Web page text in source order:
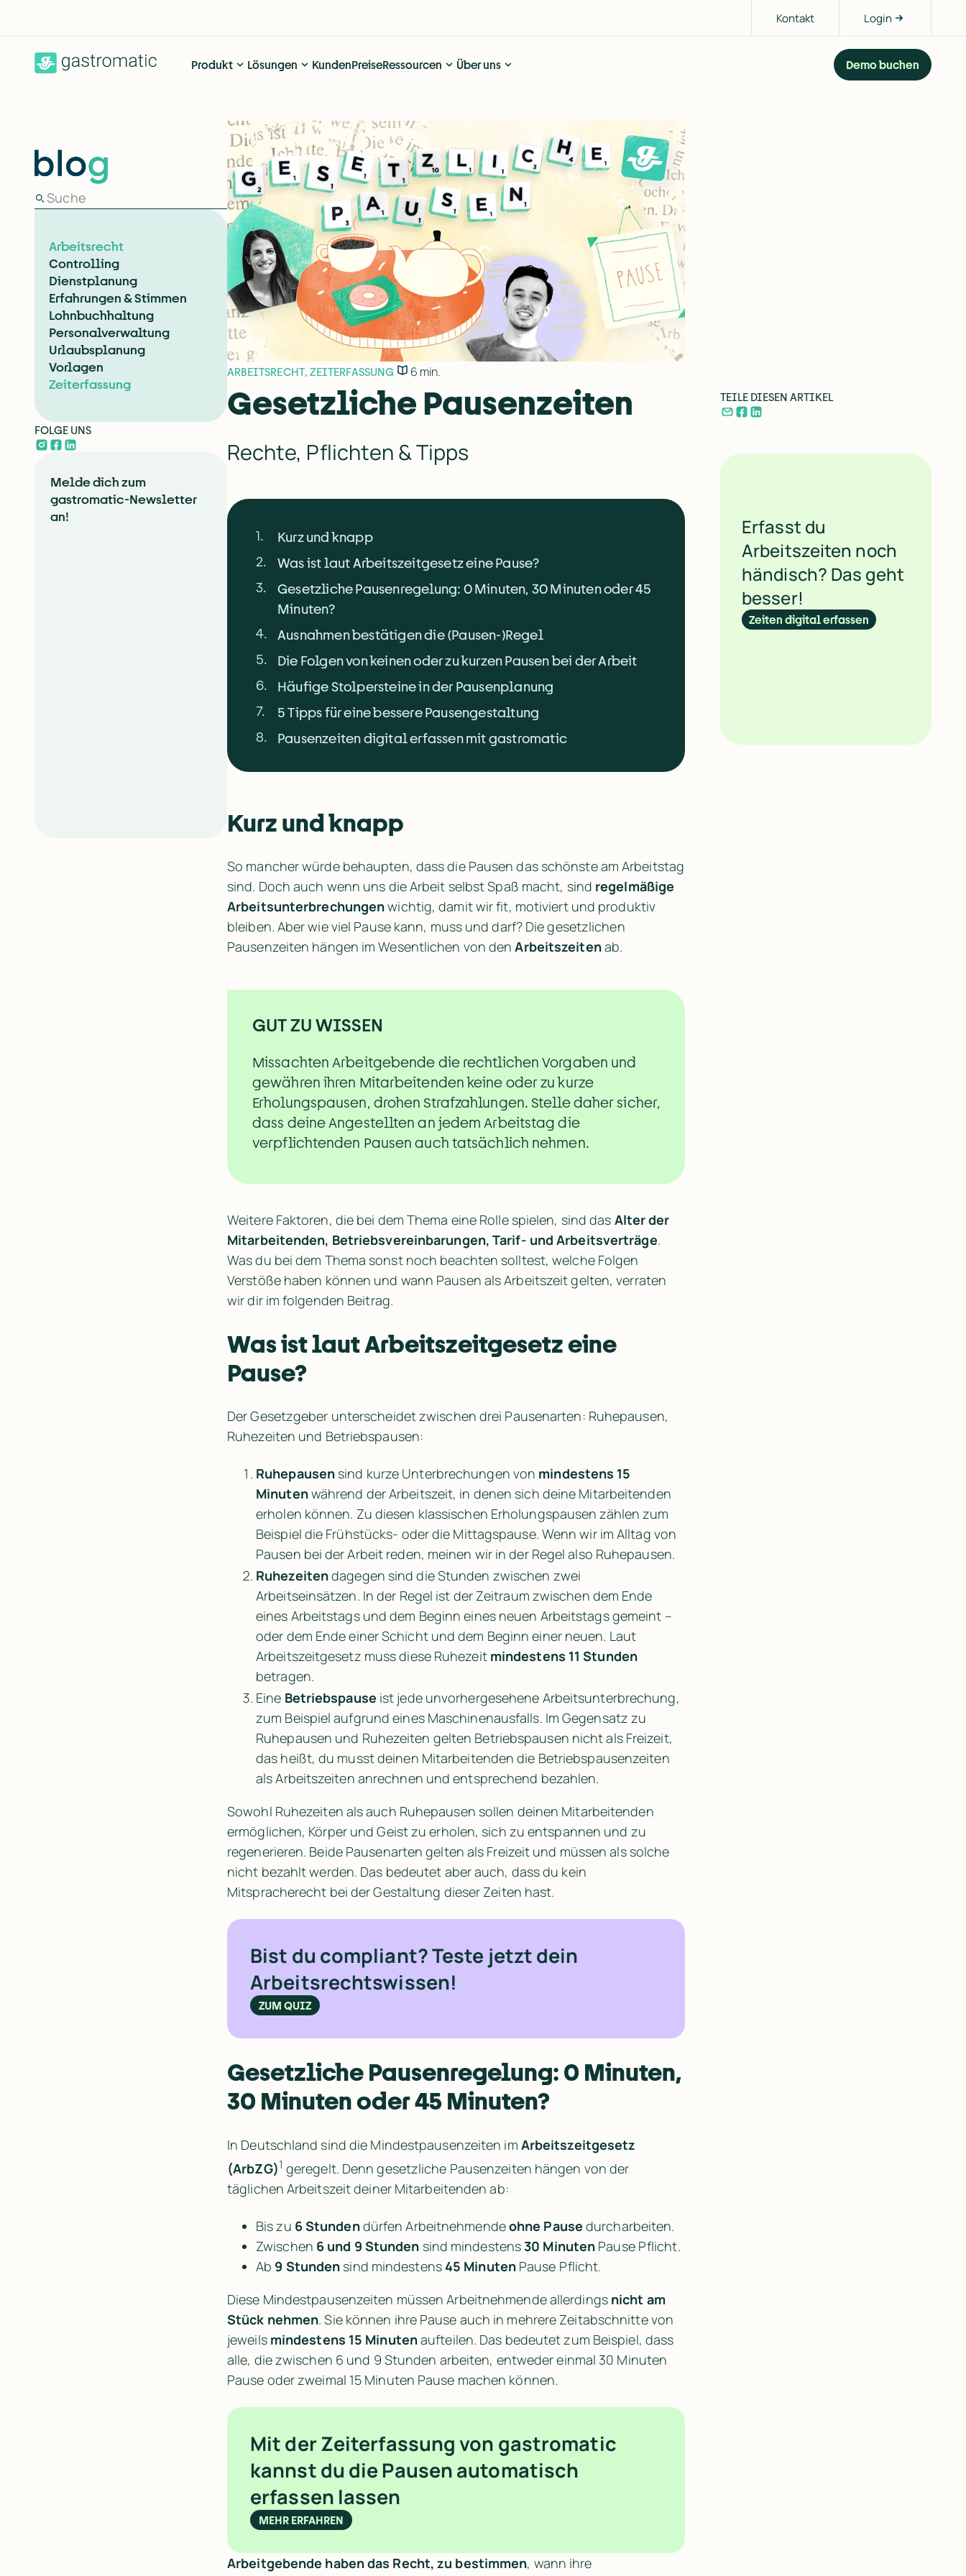
Kontakt Login
Produkt Lösungen KundenPreiseRessourcen Über uns Demo buchen
Arbeitsrecht
Controlling
Dienstplanung
Erfahrungen & Stimmen
Lohnbuchhaltung
Personalverwaltung
Urlaubsplanung
Vorlagen
Zeiterfassung
FOLGE UNS
Melde dich zum
gastromatic-Newsletter
an!
ARBEITSRECHT,ZEITERFASSUNG 6 min.
Gesetzliche Pausenzeiten
Rechte, Pflichten & Tipps
1.
Kurz und knapp
2.
Was ist laut Arbeitszeitgesetz eine Pause?
3.
Gesetzliche Pausenregelung: 0 Minuten, 30 Minuten oder 45
Minuten?
4.
Ausnahmen bestätigen die (Pausen-)Regel
5.
Die Folgen von keinen oder zu kurzen Pausen bei der Arbeit
6.
Häufige Stolpersteine in der Pausenplanung
7.
5 Tipps für eine bessere Pausengestaltung
8. Pausenzeiten digital erfassen mit gastromatic
Kurz und knapp
So mancher würde behaupten, dass die Pausen das schönste am Arbeitstag
sind. Doch auch wenn uns die Arbeit selbst Spaß macht, sind regelmäßige
Arbeitsunterbrechungen wichtig, damit wir fit, motiviert und produktiv
bleiben. Aber wie viel Pause kann, muss und darf? Die gesetzlichen
Pausenzeiten hängen im Wesentlichen von den Arbeitszeiten ab.
GUT ZU WISSEN
Missachten Arbeitgebende die rechtlichen Vorgaben und
gewähren ihren Mitarbeitenden keine oder zu kurze
Erholungspausen, drohen Strafzahlungen. Stelle daher sicher,
dass deine Angestellten an jedem Arbeitstag die
verpflichtenden Pausen auch tatsächlich nehmen.
Weitere Faktoren, die bei dem Thema eine Rolle spielen, sind das Alter der
Mitarbeitenden, Betriebsvereinbarungen, Tarif- und Arbeitsverträge.
Was du bei dem Thema sonst noch beachten solltest, welche Folgen
Verstöße haben können und wann Pausen als Arbeitszeit gelten, verraten
wir dir im folgenden Beitrag.
Was ist laut Arbeitszeitgesetz eine
Pause?
Der Gesetzgeber unterscheidet zwischen drei Pausenarten: Ruhepausen,
Ruhezeiten und Betriebspausen:
Ruhepausen sind kurze Unterbrechungen von mindestens 15
Minuten während der Arbeitszeit, in denen sich deine Mitarbeitenden
erholen können. Zu diesen klassischen Erholungspausen zählen zum
Beispiel die Frühstücks- oder die Mittagspause. Wenn wir im Alltag von
Pausen bei der Arbeit reden, meinen wir in der Regel also Ruhepausen.
Ruhezeiten dagegen sind die Stunden zwischen zwei
Arbeitseinsätzen. In der Regel ist der Zeitraum zwischen dem Ende
eines Arbeitstags und dem Beginn eines neuen Arbeitstags gemeint –
oder dem Ende einer Schicht und dem Beginn einer neuen. Laut
Arbeitszeitgesetz muss diese Ruhezeit mindestens 11 Stunden
betragen.
Eine Betriebspause ist jede unvorhergesehene Arbeitsunterbrechung,
zum Beispiel aufgrund eines Maschinenausfalls. Im Gegensatz zu
Ruhepausen und Ruhezeiten gelten Betriebspausen nicht als Freizeit,
das heißt, du musst deinen Mitarbeitenden die Betriebspausenzeiten
als Arbeitszeiten anrechnen und entsprechend bezahlen.
Sowohl Ruhezeiten als auch Ruhepausen sollen deinen Mitarbeitenden
ermöglichen, Körper und Geist zu erholen, sich zu entspannen und zu
regenerieren. Beide Pausenarten gelten als Freizeit und müssen als solche
nicht bezahlt werden. Das bedeutet aber auch, dass du kein
Mitspracherecht bei der Gestaltung dieser Zeiten hast.
Bist du compliant? Teste jetzt dein
Arbeitsrechtswissen!
ZUM QUIZ
Gesetzliche Pausenregelung: 0 Minuten,
30 Minuten oder 45 Minuten?
In Deutschland sind die Mindestpausenzeiten im Arbeitszeitgesetz
(ArbZG)1 geregelt. Denn gesetzliche Pausenzeiten hängen von der
täglichen Arbeitszeit deiner Mitarbeitenden ab:
Bis zu 6 Stunden dürfen Arbeitnehmende ohne Pause durcharbeiten.
Zwischen 6 und 9 Stunden sind mindestens 30 Minuten Pause Pflicht.
Ab 9 Stunden sind mindestens 45 Minuten Pause Pflicht.
Diese Mindestpausenzeiten müssen Arbeitnehmende allerdings nicht am
Stück nehmen. Sie können ihre Pause auch in mehrere Zeitabschnitte von
jeweils mindestens 15 Minuten aufteilen. Das bedeutet zum Beispiel, dass
alle, die zwischen 6 und 9 Stunden arbeiten, entweder einmal 30 Minuten
Pause oder zweimal 15 Minuten Pause machen können.
Mit der Zeiterfassung von gastromatic
kannst du die Pausen automatisch
erfassen lassen
MEHR ERFAHREN
Arbeitgebende haben das Recht, zu bestimmen, wann ihre
TEILE DIESEN ARTIKEL
Erfasst du
Arbeitszeiten noch
händisch? Das geht
besser!
Zeiten digital erfassen